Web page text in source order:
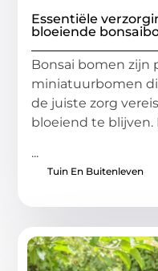
Essentiële
bloeiende
Bonsai bomen zijn
miniatuurbomen
de juiste zorg
bloeiend te blijven.
...
Tuin En Buitenleven